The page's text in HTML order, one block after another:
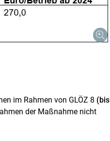
im Rahmen von GLÖZ 8 (bis
der Maßnahme nicht